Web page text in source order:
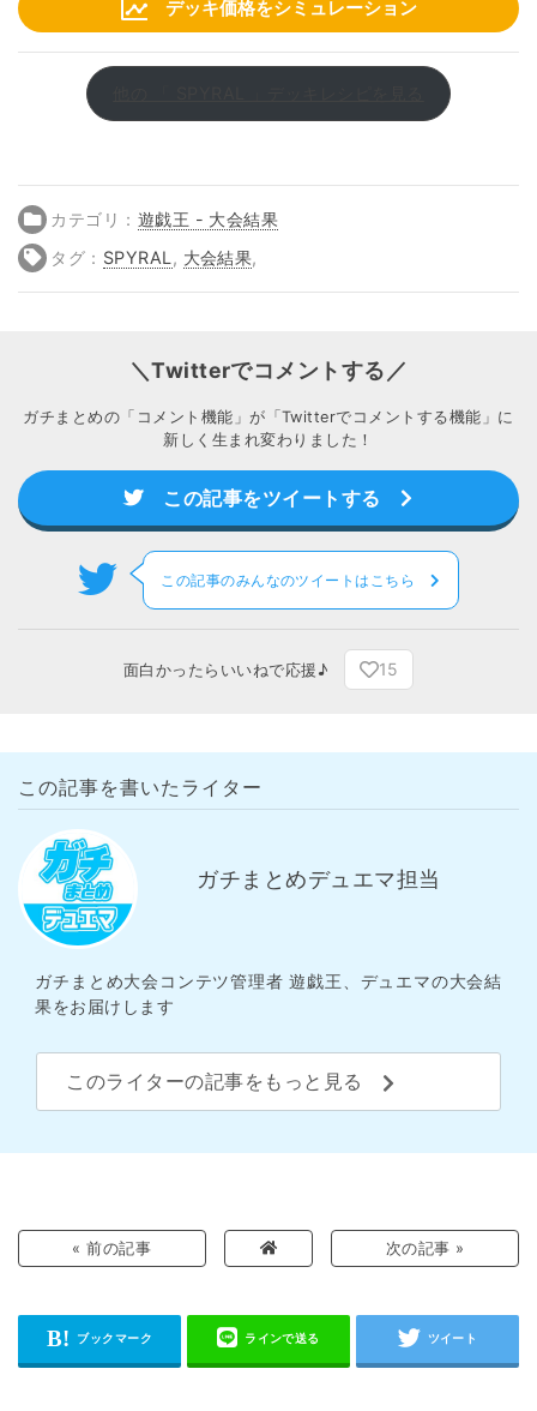
デッキ価格をシミュレーション
カテゴリ： 遊戯王 - 大会結果
タグ： SPYRAL , 大会結果,
＼Twitterでコメントする／
ガチまとめの「コメント機能」が「Twitterでコメントする機能」に
新しく生まれ変わりました！
この記事をツイートする
この記事のみんなのツイートはこちら
面白かったらいいねで応援♪ 15
この記事を書いたライター
ガチまとめデュエマ担当
ガチまとめ大会コンテツ管理者 遊戯王、デュエマの大会結
果をお届けします
このライターの記事をもっと見る
« 前の記事 次の記事 »